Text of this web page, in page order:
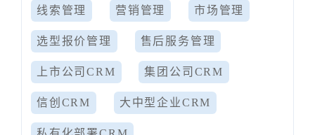
线索管理 营销管理 市场管理
选型报价管理 售后服务管理
上市公司CRM 集团公司CRM
信创CRM 大中型企业CRM